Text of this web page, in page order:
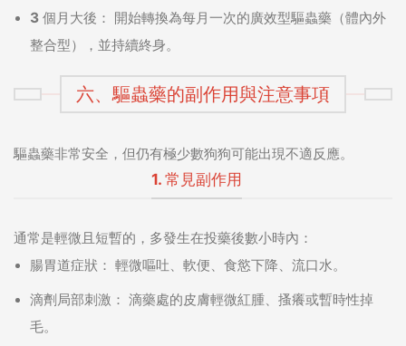
3 個月大後： 開始轉換為每月一次的廣效型驅蟲藥（體內外
整合型），並持續終身。
六、驅蟲藥的副作用與注意事項
驅蟲藥非常安全，但仍有極少數狗狗可能出現不適反應。
1. 常見副作用
通常是輕微且短暫的，多發生在投藥後數小時內：
腸胃道症狀： 輕微嘔吐、軟便、食慾下降、流口水。
滴劑局部刺激： 滴藥處的皮膚輕微紅腫、搔癢或暫時性掉
毛。